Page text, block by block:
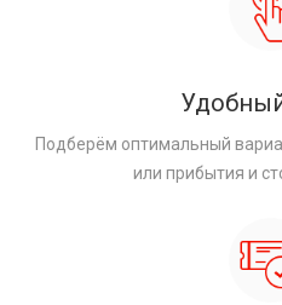
Подберём оптимальный
или прибытия и